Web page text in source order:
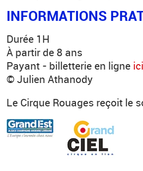
INFORMATIONS
Durée 1H
À partir de 8 ans
Payant - billetterie en ligne ici
© Julien Athanody
Le Cirque Rouages reçoit le